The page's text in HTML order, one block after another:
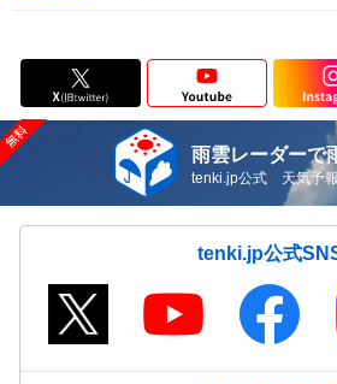
雨雲レーダーで
tenki.jp公式 天気予
tenki.jp公式